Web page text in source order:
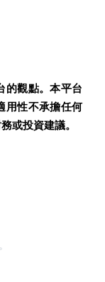
！
的觀點。本平台
用性不承擔任何
或投資建議。